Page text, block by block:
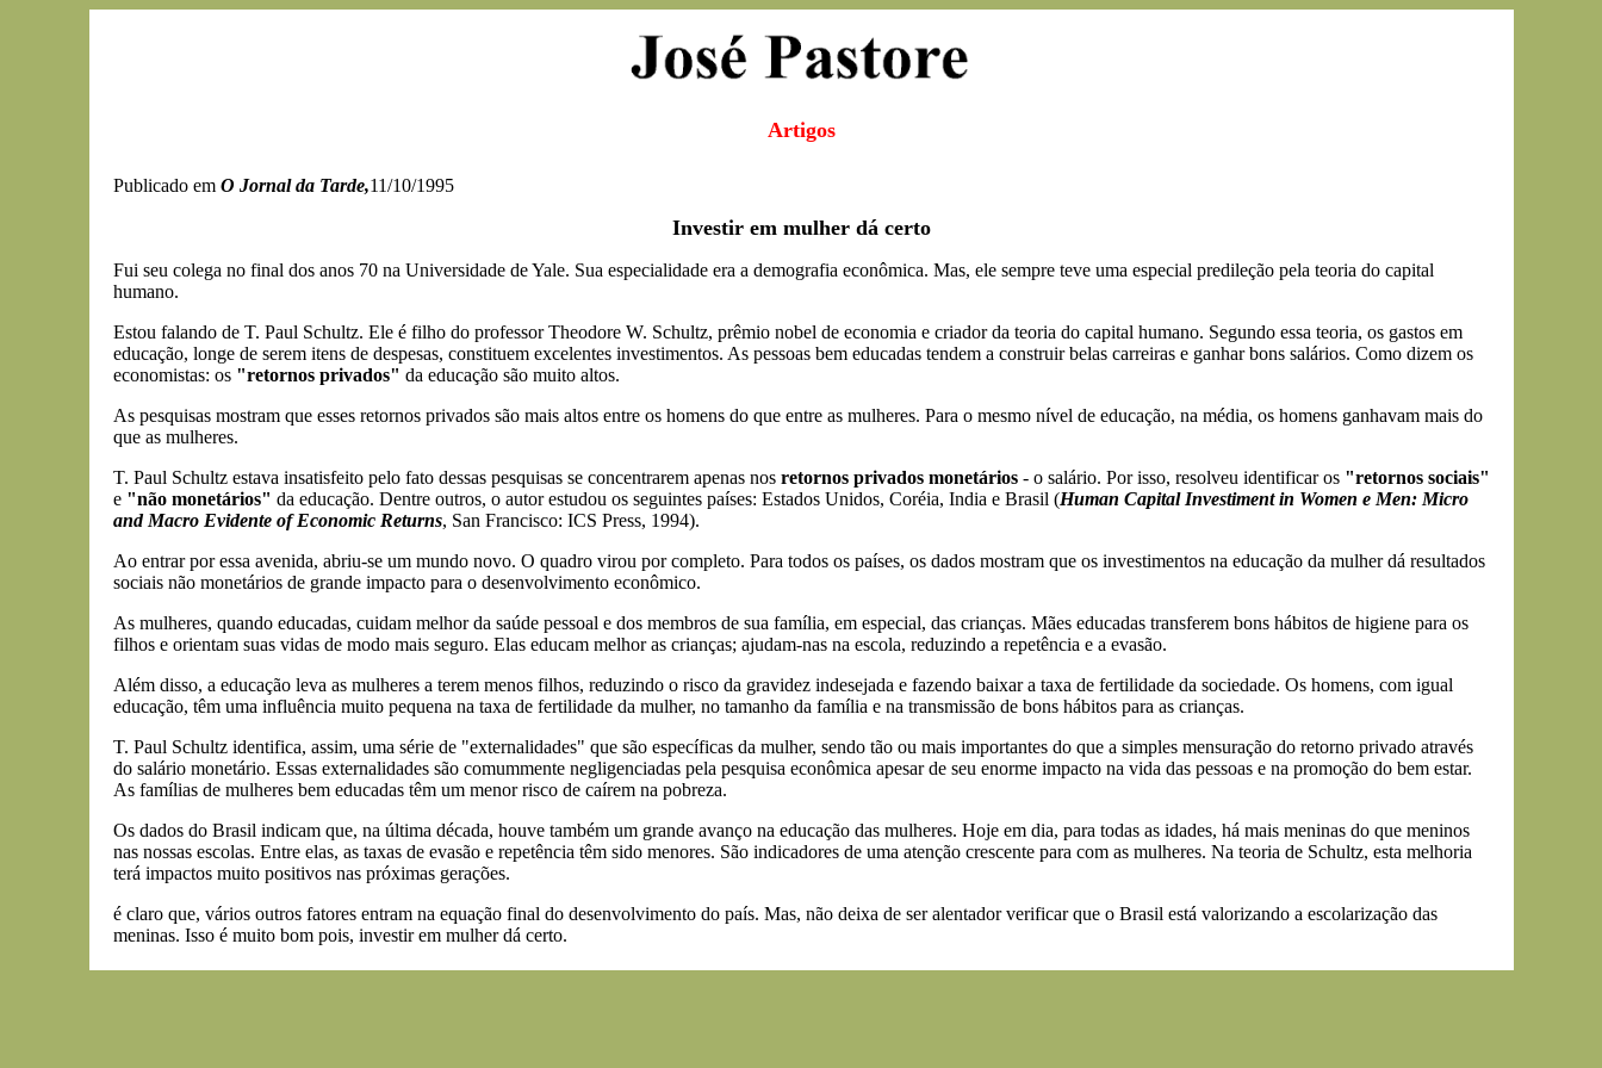
Artigos
Publicado em O Jornal da Tarde,11/10/1995
Investir em mulher dá certo
Fui seu colega no final dos anos 70 na Universidade de Yale. Sua especialidade era a demografia econômica. Mas, ele sempre teve uma especial predileção pela teoria do capital
humano.
Estou falando de T. Paul Schultz. Ele é filho do professor Theodore W. Schultz, prêmio nobel de economia e criador da teoria do capital humano. Segundo essa teoria, os gastos em
educação, longe de serem itens de despesas, constituem excelentes investimentos. As pessoas bem educadas tendem a construir belas carreiras e ganhar bons salários. Como dizem os
economistas: os "retornos privados" da educação são muito altos.
As pesquisas mostram que esses retornos privados são mais altos entre os homens do que entre as mulheres. Para o mesmo nível de educação, na média, os homens ganhavam mais do
que as mulheres.
T. Paul Schultz estava insatisfeito pelo fato dessas pesquisas se concentrarem apenas nos retornos privados monetários- o salário. Por isso, resolveu identificar os "retornos sociais"
e "não monetários" da educação. Dentre outros, o autor estudou os seguintes países: Estados Unidos, Coréia, India e Brasil (Human Capital Investiment in Women e Men: Micro
and Macro Evidente of Economic Returns, San Francisco: ICS Press, 1994).
Ao entrar por essa avenida, abriu-se um mundo novo. O quadro virou por completo. Para todos os países, os dados mostram que os investimentos na educação da mulher dá resultados
sociais não monetários de grande impacto para o desenvolvimento econômico.
As mulheres, quando educadas, cuidam melhor da saúde pessoal e dos membros de sua família, em especial, das crianças. Mães educadas transferem bons hábitos de higiene para os
filhos e orientam suas vidas de modo mais seguro. Elas educam melhor as crianças; ajudam-nas na escola, reduzindo a repetência e a evasão.
Além disso, a educação leva as mulheres a terem menos filhos, reduzindo o risco da gravidez indesejada e fazendo baixar a taxa de fertilidade da sociedade. Os homens, com igual
educação, têm uma influência muito pequena na taxa de fertilidade da mulher, no tamanho da família e na transmissão de bons hábitos para as crianças.
T. Paul Schultz identifica, assim, uma série de "externalidades" que são específicas da mulher, sendo tão ou mais importantes do que a simples mensuração do retorno privado através
do salário monetário. Essas externalidades são comummente negligenciadas pela pesquisa econômica apesar de seu enorme impacto na vida das pessoas e na promoção do bem estar.
As famílias de mulheres bem educadas têm um menor risco de caírem na pobreza.
Os dados do Brasil indicam que, na última década, houve também um grande avanço na educação das mulheres. Hoje em dia, para todas as idades, há mais meninas do que meninos
nas nossas escolas. Entre elas, as taxas de evasão e repetência têm sido menores. São indicadores de uma atenção crescente para com as mulheres. Na teoria de Schultz, esta melhoria
terá impactos muito positivos nas próximas gerações.
é claro que, vários outros fatores entram na equação final do desenvolvimento do país. Mas, não deixa de ser alentador verificar que o Brasil está valorizando a escolarização das
meninas. Isso é muito bom pois, investir em mulher dá certo.